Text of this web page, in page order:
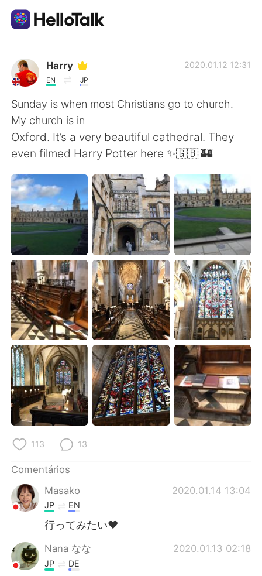
Aplicativo de troca de idioma
AI Grammar Checker
Português
English 简体中文
繁體中文 Español
العربية Français
Deutsch 日本語
한국어 Русский
ไทย Indonesia
Italiano Türkçe
Tiếng Việt
Harry
EN JP
2020.01.12 12:31
Sunday is when most Christians go to church.
My church is in
Oxford. It’s a very beautiful cathedral. They
even filmed Harry Potter here ✨🇬🇧 🏰
113 13
Comentários
Masako
2020.01.14 13:04
JP EN
行ってみたい❤
Nana なな 2020.01.13 02:18
JP DE